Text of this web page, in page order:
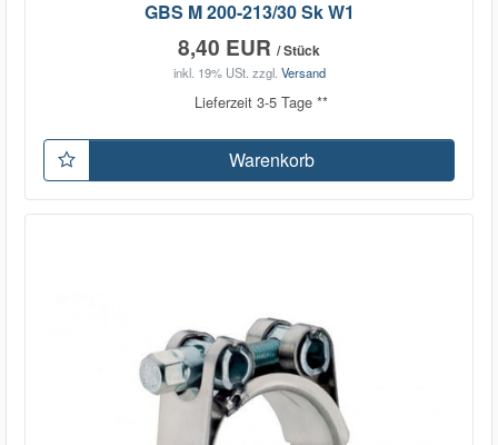
GBS M 200-213/30 Sk W1
8,40 EUR / Stück
inkl. 19% USt. zzgl. Versand
Lieferzeit 3-5 Tage **
Warenkorb